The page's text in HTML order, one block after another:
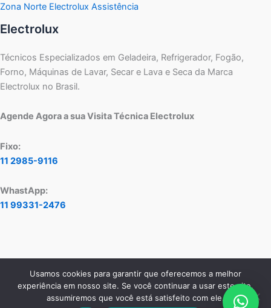
Zona Norte Electrolux Assistência
Electrolux
Técnicos Especializados em Geladeira, Refrigerador, Fogão,
Forno, Máquinas de Lavar, Secar e Lava e Seca da Marca
Electrolux no Brasil.
Agende Agora a sua Visita Técnica Electrolux
Fixo:
11 2985-9116
WhastApp:
11 99331-2476
Copyright © 2026 Assistência Técnica Electrolux - Central de
Atendimento:11 2985-9116- WhatsApp: 11 99331-2476
Usamos cookies para garantir que oferecemos a melhor
experiência em nosso site. Se você continuar a usar este site,
assumiremos que você está satisfeito com ele.